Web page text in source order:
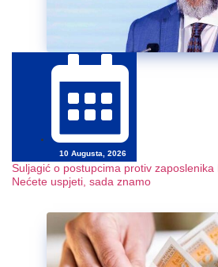
10 Augusta, 2026
Suljagić o postupcima protiv
Nećete uspjeti, sada znamo